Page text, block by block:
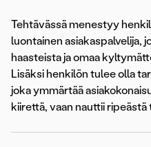
Tehtävässä menestyy
luontainen asiakaspalvelija,
haasteista ja omaa
Lisäksi henkilön tulee olla
joka ymmärtää
kiirettä, vaan nauttii